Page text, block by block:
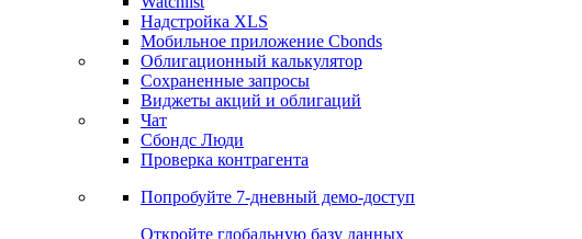
Получить доступ
Инструментарий
Портфель
Watchlist
Надстройка XLS
Мобильное приложение Cbonds
Облигационный калькулятор
Сохраненные запросы
Виджеты акций и облигаций
Чат
Сбондс Люди
Проверка контрагента